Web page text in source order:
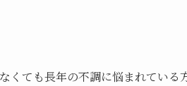
くても長年の不調に悩まれている